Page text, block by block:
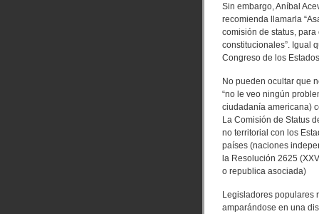
Sin embargo, Aníbal
recomienda llamarla
comisión de status,
constitucionales”. Igual
Congreso de los
No pueden ocultar que
“no le veo ningún
ciudadanía americana)
La Comisión de Status
no territorial con los
países (naciones
la Resolución 2625
o republica asociada)
Legisladores populares
amparándose en una